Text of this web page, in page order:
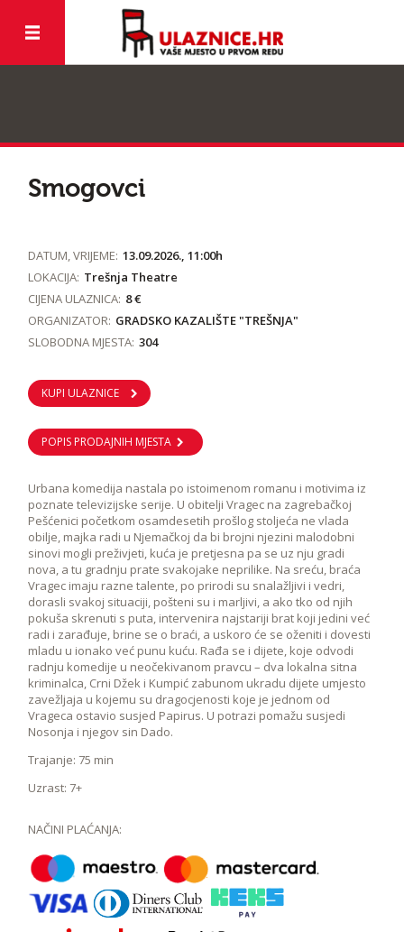
Smogovci
DATUM, VRIJEME: 13.09.2026., 11:00h
LOKACIJA: Trešnja Theatre
CIJENA ULAZNICA: 8 €
ORGANIZATOR: GRADSKO KAZALIŠTE "TREŠNJA"
SLOBODNA MJESTA: 304
KUPI ULAZNICE
POPIS PRODAJNIH MJESTA
Urbana komedija nastala po istoimenom romanu i motivima iz
poznate televizijske serije. U obitelji Vragec na zagrebačkoj
Pešćenici početkom osamdesetih prošlog stoljeća ne vlada
obilje, majka radi u Njemačkoj da bi brojni njezini malodobni
sinovi mogli preživjeti, kuća je pretjesna pa se uz nju gradi
nova, a tu gradnju prate svakojake neprilike. Na sreću, braća
Vragec imaju razne talente, po prirodi su snalažljivi i vedri,
dorasli svakoj situaciji, pošteni su i marljivi, a ako tko od njih
pokuša skrenuti s puta, intervenira najstariji brat koji jedini već
radi i zarađuje, brine se o braći, a uskoro će se oženiti i dovesti
mladu u ionako već punu kuću. Rađa se i dijete, koje odvodi
radnju komedije u neočekivanom pravcu – dva lokalna sitna
kriminalca, Crni Džek i Kumpić zabunom ukradu dijete umjesto
zavežljaja u kojemu su dragocjenosti koje je jednom od
Vrageca ostavio susjed Papirus. U potrazi pomažu susjedi
Nosonja i njegov sin Dado.
Trajanje: 75 min
Uzrast: 7+
NAČINI PLAĆANJA: